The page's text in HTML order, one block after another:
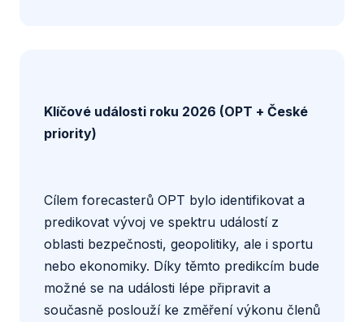
Klíčové události roku 2026 (OPT + České
priority)
Cílem forecasterů OPT bylo identifikovat a
predikovat vývoj ve spektru událostí z
oblasti bezpečnosti, geopolitiky, ale i sportu
nebo ekonomiky. Díky těmto predikcím bude
možné se na události lépe připravit a
současně poslouží ke změření výkonu členů